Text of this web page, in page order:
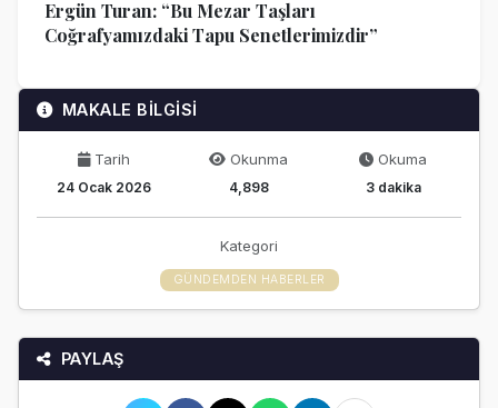
Ergün Turan: “Bu Mezar Taşları
Coğrafyamızdaki Tapu Senetlerimizdir”
MAKALE BİLGİSİ
Tarih
24 Ocak 2026
Okunma
4,898
Okuma
3 dakika
Kategori
GÜNDEMDEN HABERLER
PAYLAŞ